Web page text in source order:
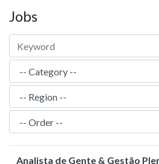
Jobs
Analista de Gente & Gestão